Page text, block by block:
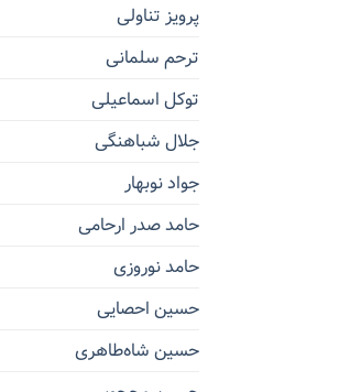
پرویز تناولی
ترحم سلمانی
توکل اسماعیلی
جلال شباهنگی
جواد نوبهار
حامد صدر ارحامی
حامد نوروزی
حسین احصایی
حسین شاه‌طاهری